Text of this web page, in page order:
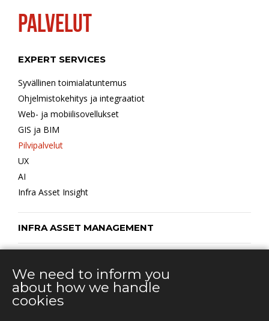
PALVELUT
EXPERT SERVICES
Syvällinen toimialatuntemus
Ohjelmistokehitys ja integraatiot
Web- ja mobiilisovellukset
GIS ja BIM
Pilvipalvelut
UX
AI
Infra Asset Insight
INFRA ASSET MANAGEMENT
We need to inform you
about how we handle
cookies